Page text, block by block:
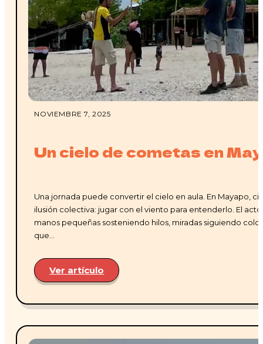
NOVIEMBRE 7, 2025
Un cielo de cometas en
Una jornada puede convertir el cielo en aula. En Mayapo,
ilusión colectiva: jugar con el viento para entenderlo. El
manos pequeñas sosteniendo hilos, miradas siguiendo
que…
Ver artículo